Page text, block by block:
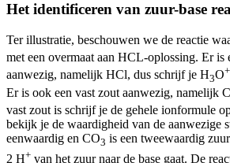
Het identificeren van zuur-base
Ter illustratie, beschouwen we de reactie
met een overmaat aan HCL-oplossing. Er is
aanwezig, namelijk HCl, dus schrijf je H3O+
Er is ook een vast zout aanwezig, namelijk
vast zout is schrijf je de gehele ionformule
bekijk je de waardigheid van de aanwezige
eenwaardig en CO3 is een tweewaardig
2 H+ van het zuur naar de base gaat. De